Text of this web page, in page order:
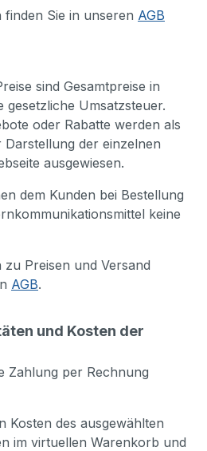
Sie in unseren AGB
sind Gesamtpreise in
gesetzliche Umsatzsteuer.
oder Rabatte werden als
Darstellung der einzelnen
ausgewiesen.
dem Kunden bei Bestellung
keine
Preisen und Versand
AGB.
und Kosten der
Zahlung per Rechnung
Kosten des ausgewählten
im virtuellen Warenkorb und